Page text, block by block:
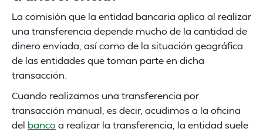
La comisión que la entidad bancaria aplica al realizar
una transferencia depende mucho de la cantidad de
dinero enviada, así como de la situación geográfica
de las entidades que toman parte en dicha
transacción.
Cuando realizamos una transferencia por
transacción manual, es decir, acudimos a la oficina
del banco a realizar la transferencia, la entidad suele